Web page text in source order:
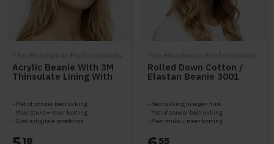
Acrylic Beanie With 3M
Thinsulate Lining With
Met of zonder bedrukking
Meer stuks = meer korting
Gratis digitale proefdruk
18
Rolled Down Cotton /
Elastan Beanie 3001
Bedrukking in eigen huis
Met of zonder bedrukking
Meer stuks = meer korting
55